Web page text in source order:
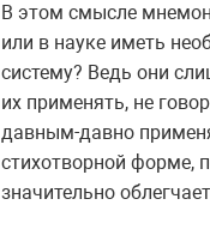
В этом смысле
или в науке иметь
систему? Ведь они
их применять, не
давным-давно
стихотворной форме,
значительно